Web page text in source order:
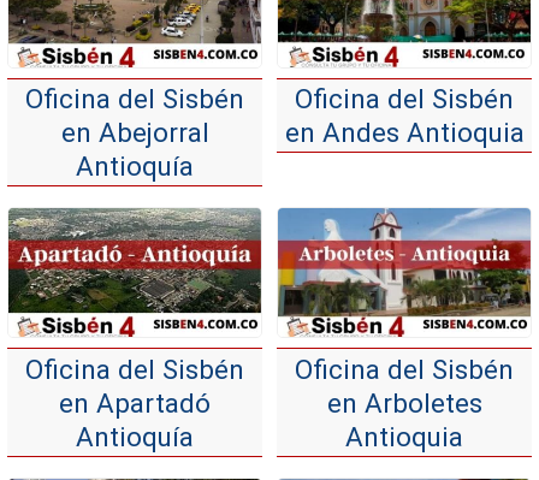
Oficina del Sisbén
en Abejorral
Antioquía
Oficina del Sisbén
en Andes Antioquia
Oficina del Sisbén
en Apartadó
Antioquía
Oficina del Sisbén
en Arboletes
Antioquia